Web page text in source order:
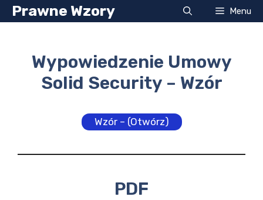
Przejdź
do
Prawne Wzory Menu
Wypowiedzenie Umowy
Solid Security – Wzór
Wzór – (Otwórz)
PDF